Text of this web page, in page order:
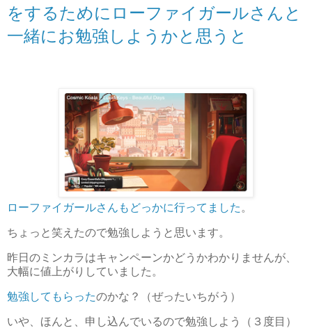
をするためにローファイガールさんと
一緒にお勉強しようかと思うと
ローファイガールさんもどっかに行ってました 。
ちょっと笑えたので勉強しようと思います。
昨日のミンカラはキャンペーンかどうかわかりませんが、
大幅に値上がりしていました。
勉強してもらったのかな？（ぜったいちがう）
いや、ほんと、申し込んでいるので勉強しよう（３度目）